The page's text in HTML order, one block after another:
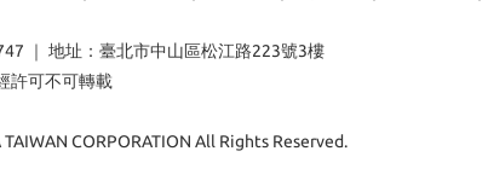
｜ 地址：臺北市中山區松江路223號3樓
許可不可轉載
CORPORATION All Rights Reserved.